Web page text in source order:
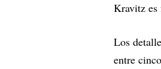
Kravitz es
Los
entre